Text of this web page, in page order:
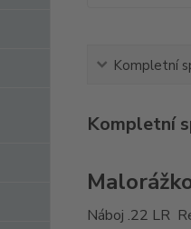
Kompletní
Kompletní
Náboj .22 LR